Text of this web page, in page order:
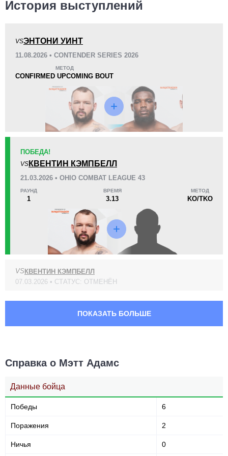
1(50%)
0
Финиши в первом раунде
OCL
История выступлений
VSЭНТОНИ УИНТ
11.08.2026 • CONTENDER SERIES 2026
МЕТОД
CONFIRMED UPCOMING BOUT
ПОБЕДА!
VS КВЕНТИН КЭМПБЕЛЛ
21.03.2026 • OHIO COMBAT LEAGUE 43
РАУНД
1
ВРЕМЯ
3.13
МЕТОД
KO/TKO
VSКВЕНТИН КЭМПБЕЛЛ
07.03.2026 • СТАТУС: ОТМЕНЁН
ПОКАЗАТЬ БОЛЬШЕ
Справка о Мэтт Адамс
Данные бойца
Победы 6
Поражения 2
Ничья 0